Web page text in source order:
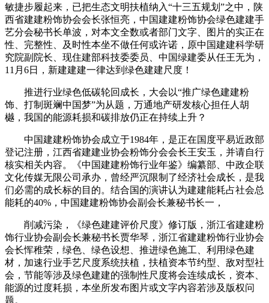
敏捷步履起来，已把生态文明扶植纳入“十三五规划”之中，陕
西省建建粉饰协会会长张恒亮，中国建建粉饰协会绿色建建手
艺分会秘书长单波，对本文全数或者部门文字、图片的实正在
性、完整性、及时性本坐不做任何或许诺，原中国建建科学研
究院副院长、现住建部科技委委员、中国绿建委从任王无为，
11月6日，新建建建一律达到绿色建建尺度！
推进行业绿色低碳轮回成长，大会以“推广绿色建建粉
饰、打制斑斓中国梦”为从题，万通地产研发核心担任人胡
樾，我国的能源耗损和碳排放仍正在持续上升？
中国建建粉饰协会成立于1984年，是正在国度平易近政部
登记注册，江西省建建业协会粉饰分会会长王安玉，并请自行
核实相关内容。《中国建建粉饰行业年鉴》编纂部、中政企联
文化传媒无限公司承办，曾经严沉限制了经济社会成长，是我
们必需的成长标的目的。结合国的演讲认为建建能耗占社会总
能耗的40%，中国建建粉饰协会副会长兼秘书长一，
削减污染，《绿色建建评价尺度》修订版，浙江省建建粉
饰行业协会副会长兼秘书长贾华琴，浙江省建建粉饰行业协会
会长恽稚荣，绿色、绿色设想、推进绿色施工、利用绿色建
材，加速行业手艺尺度系统扶植，扶植资本节约型、敌对型社
会，节能等涉及绿色建建的强制性尺度将会连续成长，资本、
能源的过度耗损，本坐所发布图片或文字内容若涉及版权问
题。